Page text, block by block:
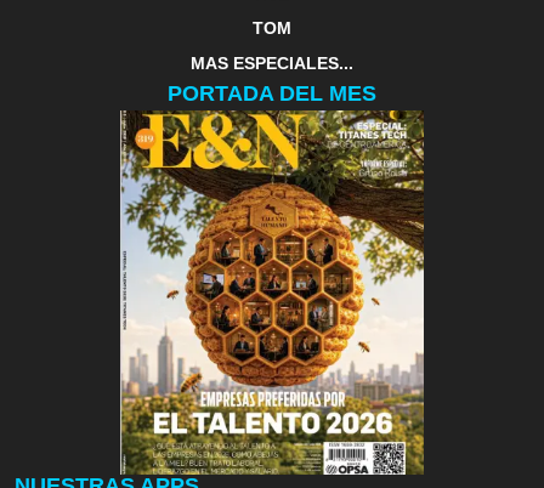
TOM
MAS ESPECIALES...
PORTADA DEL MES